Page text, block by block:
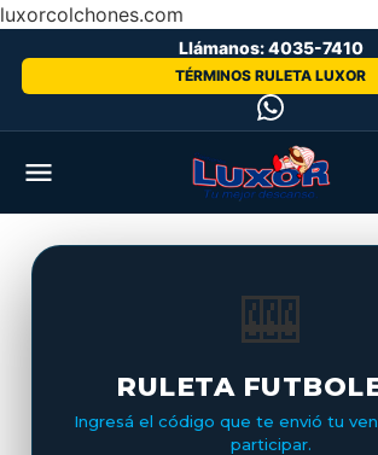
luxorcolchones.com
Llámanos: 4035-7410
TÉRMINOS RULETA LUXOR
🎰
RULETA
Ingresá el código que te envió tu
participar.